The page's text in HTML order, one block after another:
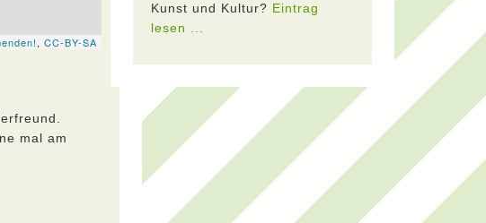
mal am
Kunst und Kultur? Eintrag
lesen ...